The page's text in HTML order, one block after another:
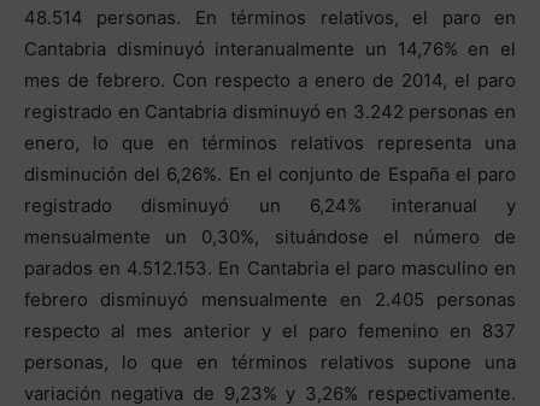
48.514 personas. En términos relativos, el paro en
Cantabria disminuyó interanualmente un 14,76% en el
mes de febrero. Con respecto a enero de 2014, el paro
registrado en Cantabria disminuyó en 3.242 personas en
enero, lo que en términos relativos representa una
disminución del 6,26%. En el conjunto de España el paro
registrado disminuyó un 6,24% interanual y
mensualmente un 0,30%, situándose el número de
parados en 4.512.153. En Cantabria el paro masculino en
febrero disminuyó mensualmente en 2.405 personas
respecto al mes anterior y el paro femenino en 837
personas, lo que en términos relativos supone una
variación negativa de 9,23% y 3,26% respectivamente.